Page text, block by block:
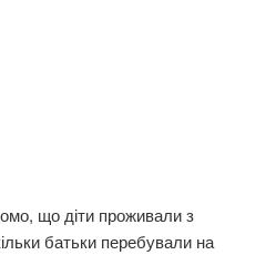
що діти проживали з
батьки перебували на